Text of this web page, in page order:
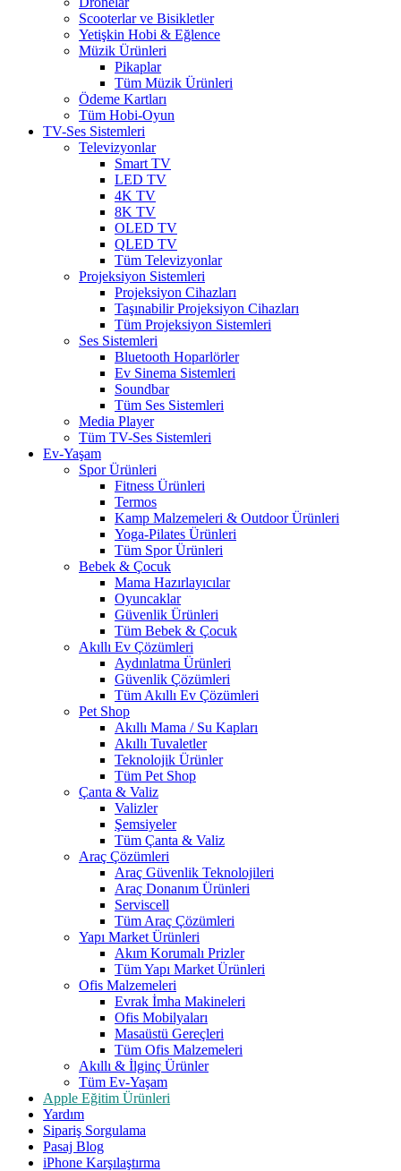
Scooterlar ve Bisikletler
Yetişkin Hobi & Eğlence
Müzik Ürünleri
Pikaplar
Tüm Müzik Ürünleri
Ödeme Kartları
Tüm Hobi-Oyun
TV-Ses Sistemleri
Televizyonlar
Smart TV
LED TV
4K TV
8K TV
OLED TV
QLED TV
Tüm Televizyonlar
Projeksiyon Sistemleri
Projeksiyon Cihazları
Taşınabilir Projeksiyon Cihazları
Tüm Projeksiyon Sistemleri
Ses Sistemleri
Bluetooth Hoparlörler
Ev Sinema Sistemleri
Soundbar
Tüm Ses Sistemleri
Media Player
Tüm TV-Ses Sistemleri
Ev-Yaşam
Spor Ürünleri
Fitness Ürünleri
Termos
Kamp Malzemeleri & Outdoor Ürünleri
Yoga-Pilates Ürünleri
Tüm Spor Ürünleri
Bebek & Çocuk
Mama Hazırlayıcılar
Oyuncaklar
Güvenlik Ürünleri
Tüm Bebek & Çocuk
Akıllı Ev Çözümleri
Aydınlatma Ürünleri
Güvenlik Çözümleri
Tüm Akıllı Ev Çözümleri
Pet Shop
Akıllı Mama / Su Kapları
Akıllı Tuvaletler
Teknolojik Ürünler
Tüm Pet Shop
Çanta & Valiz
Valizler
Şemsiyeler
Tüm Çanta & Valiz
Araç Çözümleri
Araç Güvenlik Teknolojileri
Araç Donanım Ürünleri
Serviscell
Tüm Araç Çözümleri
Yapı Market Ürünleri
Akım Korumalı Prizler
Tüm Yapı Market Ürünleri
Ofis Malzemeleri
Evrak İmha Makineleri
Ofis Mobilyaları
Masaüstü Gereçleri
Tüm Ofis Malzemeleri
Akıllı & İlginç Ürünler
Tüm Ev-Yaşam
Apple Eğitim Ürünleri
Yardım
Sipariş Sorgulama
Pasaj Blog
iPhone Karşılaştırma